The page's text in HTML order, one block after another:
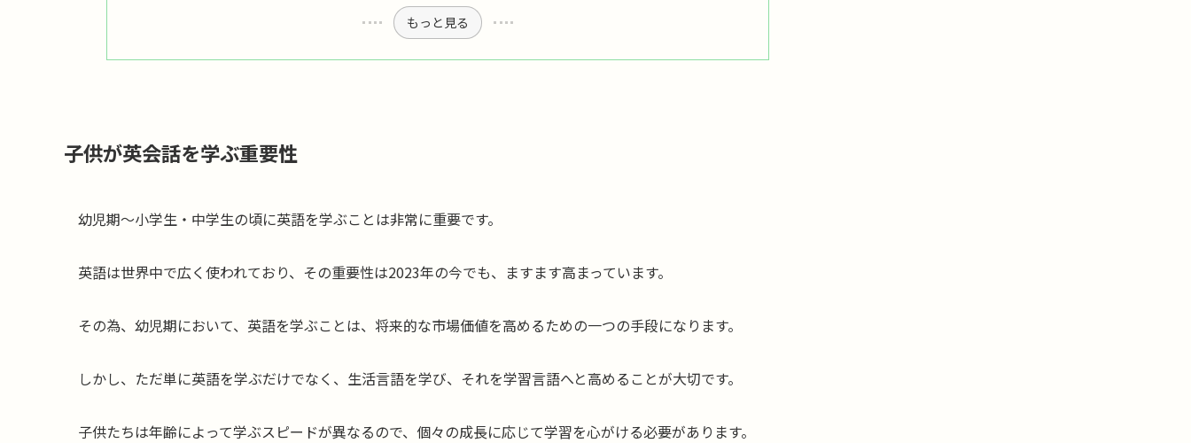
もっと見る
子供が英会話を学ぶ重要性
幼児期～小学生・中学生の頃に英語を学ぶことは非常に重要です。
英語は世界中で広く使われており、その重要性は2023年の今でも、ますます高まっています。
その為、幼児期において、英語を学ぶことは、将来的な市場価値を高めるための一つの手段になります。
しかし、ただ単に英語を学ぶだけでなく、生活言語を学び、それを学習言語へと高めることが大切です。
子供たちは年齢によって学ぶスピードが異なるので、個々の成長に応じて学習を心がける必要があります。